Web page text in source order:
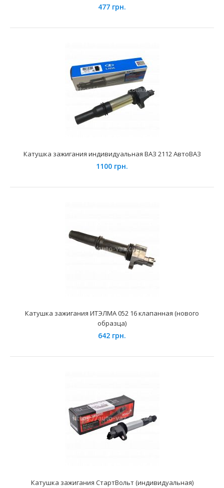
Катушка зажигания ВАЗ-2101 Старт Вольт
440 грн.
Применение на автомобилях семейства ВАЗ-2101, 2102,
2103, 2104, 2105, 2106, 2107 и ВАЗ-2121 и их мод..
Катушка зажигания ВАЗ-2108 Старт Вольт
450 грн.
2103, 2104, 2105, 2106, 2107, 2108, 2109, 21099,..
477 грн.
Катушка зажигания индивидуальная ВАЗ 2112 АвтоВАЗ
1100 грн.
Катушка зажигания ИТЭЛМА 052 16 клапанная (нового
образца)
642 грн.
Катушка зажигания СтартВольт (индивидуальная)